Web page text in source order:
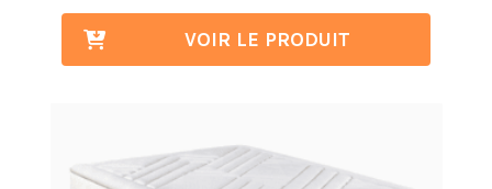
VOIR LE PRODUIT